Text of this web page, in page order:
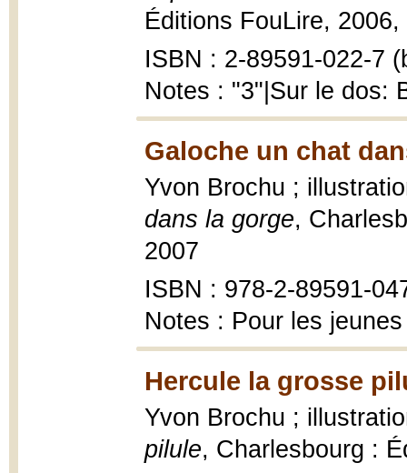
Éditions FouLire,
ISBN : 2-89591-022-7
Notes : "3"|Sur le dos:
Galoche un chat
Yvon Brochu ;
dans la gorge,
2007
ISBN : 978-2-89591-
Notes : Pour les
Hercule la grosse
Yvon Brochu ;
pilule, Charlesbourg :